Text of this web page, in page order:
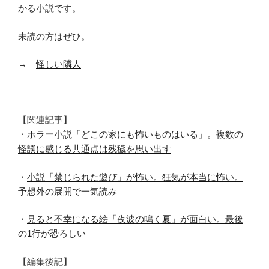
かる小説です。
未読の方はぜひ。
→怪しい隣人
【関連記事】
・ ホラー小説「どこの家にも怖いものはいる」。複数の
怪談に感じる共通点は残穢を思い出す
・ 小説「禁じられた遊び」が怖い。狂気が本当に怖い。
予想外の展開で一気読み
・ 見ると不幸になる絵「夜波の鳴く夏」が面白い。最後
の1行が恐ろしい
【編集後記】